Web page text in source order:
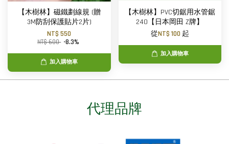
【木樹林】磁鐵劃線規 (贈
3M防刮保護貼片2片)
NT$ 550
NT$ 600 -8.3%
加入購物車
【木樹林】PVC切鋸用水管鋸
240【日本岡田 Z牌】
從NT$ 100 起
加入購物車
代理品牌